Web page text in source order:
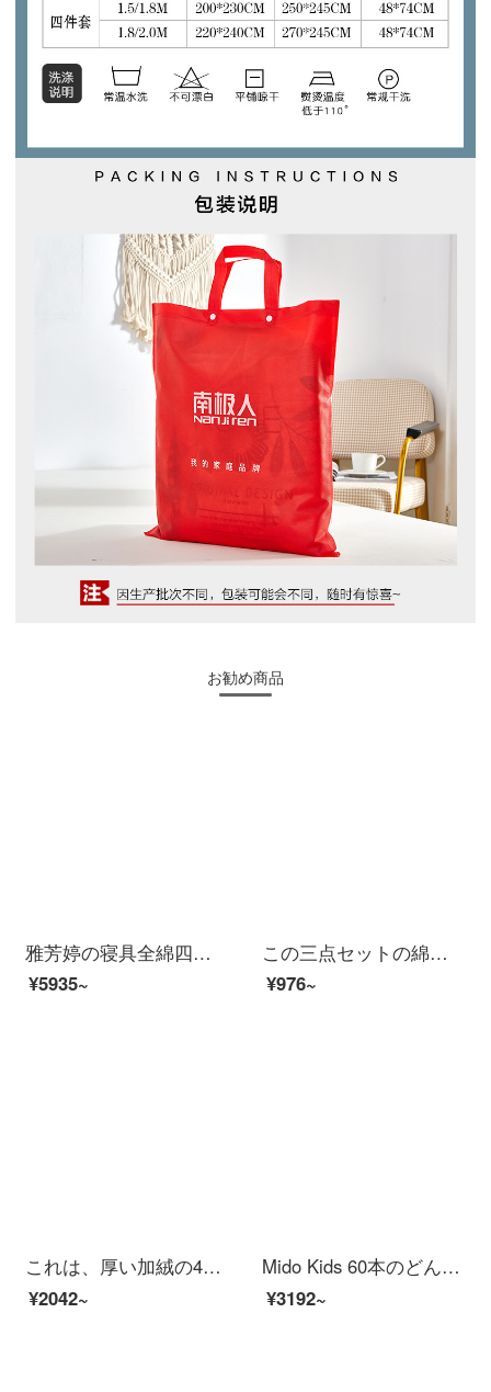
お勧め商品
雅芳婷の寝具全綿四点セットのピンクの少女の紐付け布団カバー綿の純綿布団カバーの可愛いシーツのダブル1.8 mベッド笠p 7909ベッドの笠セット（四枚）1.5メートル（5フィート）のベッド
¥5935~
この三点セットの綿シンプルな格子シーツ布団カバー学生寮0.9 mベッド漫画プリントストライプの純綿布団カバー3点セットのシングル1.2 mベッド用品のセットは全部青いチェックの三点セットの0.9 mベッド【布団カバー＋シーツ＋枕カバー】
¥976~
これは、厚い加絨の4点セットの高重量レースのミルキーの冬のシーツにサンゴの絨毯の寝具をセットしたフランネルの少女風セットの1.5/1.8メートルダブルベッドの多彩な格-ピンクの2.0メートルベッド/シーツの4点セット/布団カバーの220*240 cm
¥2042~
Mido Kids 60本のどんすの長い綿の4点セット1.2メートルの子供3点セットのベッドの笠の項の全綿のピンクのヒョウの1.5 mベッドの笠の金（4点セット）
¥3192~